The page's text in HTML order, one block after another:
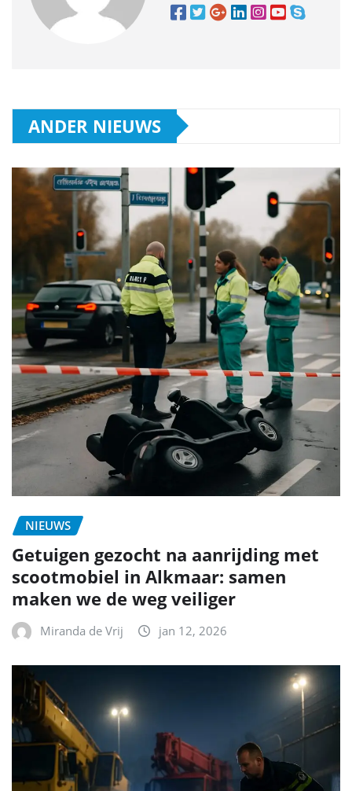
ANDER NIEUWS
NIEUWS
Getuigen gezocht na aanrijding met
scootmobiel in Alkmaar: samen
maken we de weg veiliger
Miranda de Vrij jan 12, 2026